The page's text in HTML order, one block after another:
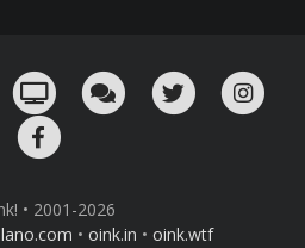
un email!
¡Nuestro canal en Telegram!
Oink! TV Charla con nosotros
Twitter
• 2001-2026
• oink.in • oink.wtf